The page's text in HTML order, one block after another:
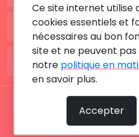
BE: +32 28080227
FR: +33 183642895
Tous les droits sont
Ce site internet utilise
cookies essentiels et
nécessaires au bon
site et ne peuvent pas
notre politique en
en savoir plus.
Accepter